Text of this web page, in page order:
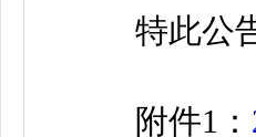
特此公告
附件1：